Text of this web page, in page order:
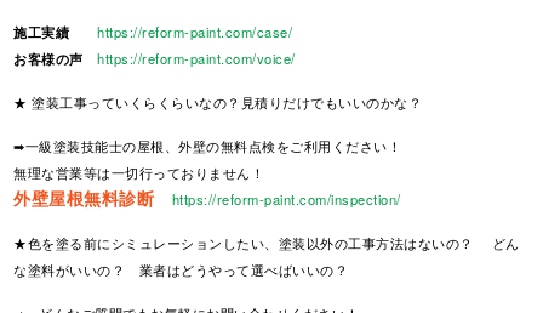
施工実績
https://reform-paint.com/case/
お客様の声
https://reform-paint.com/voice/
★ 塗装工事っていくらくらいなの？見積りだけでもいいのかな？
➡一級塗装技能士の屋根、外壁の無料点検をご利用ください！
無理な営業等は一切行っておりません！
外壁屋根無料診断 https://reform-paint.com/inspection/
★色を塗る前にシミュレーションしたい、塗装以外の工事方法はないの？ どん
な塗料がいいの？ 業者はどうやって選べばいいの？